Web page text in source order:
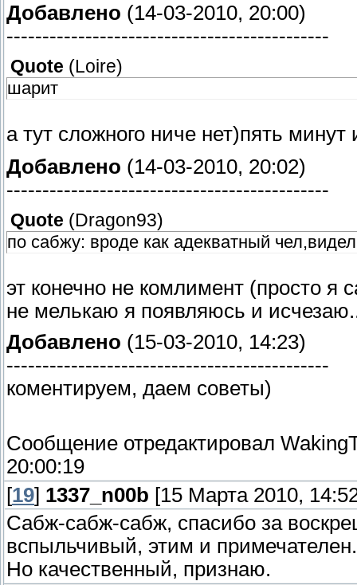
Добавлено (14-03-2010, 20:00)
---------------------------------------------
Quote (Loire)
шарит
а тут сложного ниче нет)пять
Добавлено (14-03-2010, 20:02)
---------------------------------------------
Quote (Dragon93)
по сабжу: вроде как адекватный
эт конечно не комлимент (просто я
не мелькаю я появляюсь и
Добавлено (15-03-2010, 14:23)
---------------------------------------------
коментируем, даем советы)
Сообщение отредактировал
20:00:19
[19] 1337_n00b [15 Марта 2010,
Сабж-сабж-сабж, спасибо за
вспыльчивый, этим и
Но качественный, признаю.